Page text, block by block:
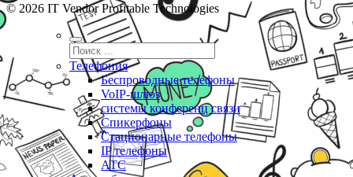
© 2026 IT Vendor Profitable Technologies
Телефония
Беспроводные телефоны
VoIP-шлюз
системы конференц связи
Спикерфоны
Стационарные телефоны
IP телефоны
АТС